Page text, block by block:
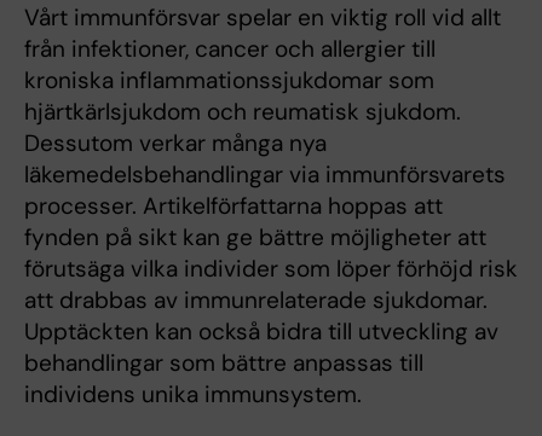
Vårt immunförsvar spelar en viktig roll vid allt
från infektioner, cancer och allergier till
kroniska inflammationssjukdomar som
hjärtkärlsjukdom och reumatisk sjukdom.
Dessutom verkar många nya
läkemedelsbehandlingar via immunförsvarets
processer. Artikelförfattarna hoppas att
fynden på sikt kan ge bättre möjligheter att
förutsäga vilka individer som löper förhöjd risk
att drabbas av immunrelaterade sjukdomar.
Upptäckten kan också bidra till utveckling av
behandlingar som bättre anpassas till
individens unika immunsystem.